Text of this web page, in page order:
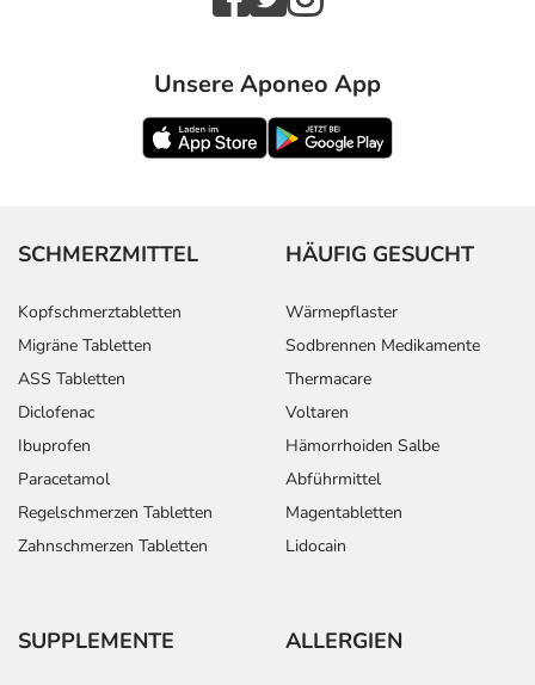
Unsere Aponeo App
SCHMERZMITTEL
Kopfschmerztabletten
Migräne Tabletten
ASS Tabletten
Diclofenac
Ibuprofen
Paracetamol
Regelschmerzen Tabletten
Zahnschmerzen Tabletten
HÄUFIG GESUCHT
Wärmepflaster
Sodbrennen Medikamente
Thermacare
Voltaren
Hämorrhoiden Salbe
Abführmittel
Magentabletten
Lidocain
SUPPLEMENTE ALLERGIEN